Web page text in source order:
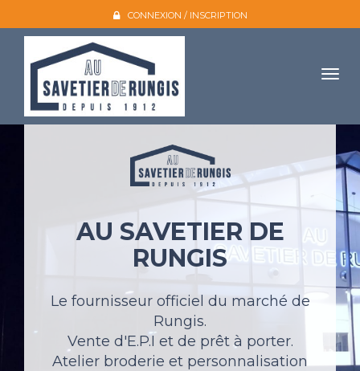
CONNEXION / INSCRIPTION
L'entreprise
Nos produits
Galerie photo
Atelier broderie
Catalogues
Mon compte
Devis et contact
AU SAVETIER DE
RUNGIS
Le fournisseur officiel du marché de
Rungis.
Vente d'E.P.I et de prêt à porter.
Atelier broderie et personnalisation